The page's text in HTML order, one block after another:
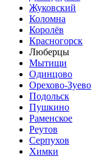
Жуковский
Коломна
Королёв
Красногорск
Люберцы
Мытищи
Одинцово
Орехово-Зуево
Подольск
Пушкино
Раменское
Реутов
Серпухов
Химки